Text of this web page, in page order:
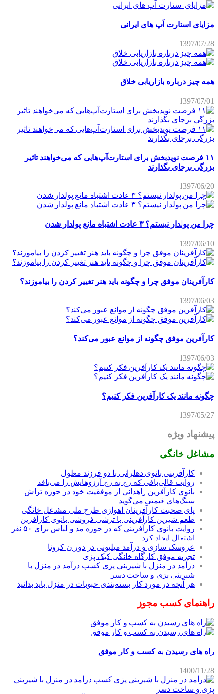
مزایای استارت آپ های ایرانی
1397/07/28
همه چیز درباره بازاریابی خلاق
1397/07/01
۱۱ فرصت نویدبخش برای استارت‌آپ‌هایی که می‌خواهند تاثیر
بزرگی برجای بگذارند
1397/06/20
چرا من پولدار نیستم؟ ۳ عادت اشتباه مانع پولدار شدن
1397/06/10
کارآفرینان موفق چرا و چگونه باید هنر تغییر کردن را بیاموزند؟
1397/06/03
کارآفرین موفق چگونه از موانع عبور می‌کند؟
1397/06/03
چگونه مانند یک کارآفرین فکر کنیم؟
1397/05/27
پیشنهاد ویژه
مشاغل خانگی
کارآفرینی بانوی دهلرانی با دو فرزند معلول
روایت قالی‌بافی که رج به رج آرزوهایش را می‌بافد
بانوی کارآفرین زاهدانی از موفقیت خود در حوزه تراش
سنگ‌های قیمتی می‌گوید
پای صحبت کارآفرینان اهوازی طرح ملی مشاغل خانگی
طعم شیرین کارآفرینی با ترشی فروشی بانوی کارآفرین
روایت بانوی کارآفرینی که در حوزه مد و لباس برای ۵۰ نفر
اشتغال ایجاد کرد
عروسک سازی و درآمد میلیونی در دوران کرونا
تجربه موفق کارگاه خانگی کیک پزی
درآمد در منزل با شیرینی پزی کسب درآمد در منزل با
شیرینی پزی و ساخت دسر
هر آنچه در مورد کار بسته‌بندی حبوبات در منزل باید بدانید
راهنمای کسب مجوز
راه های رسیدن به کسب و کار موفق
1400/11/28